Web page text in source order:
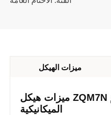
ميزات الهيكل
ميزات هيكل ZQM7N موجة الربيع ختم
الميكانيكية